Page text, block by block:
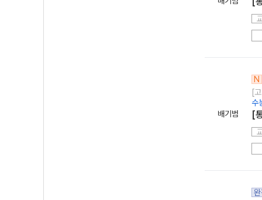
배기범
N
[
수
[